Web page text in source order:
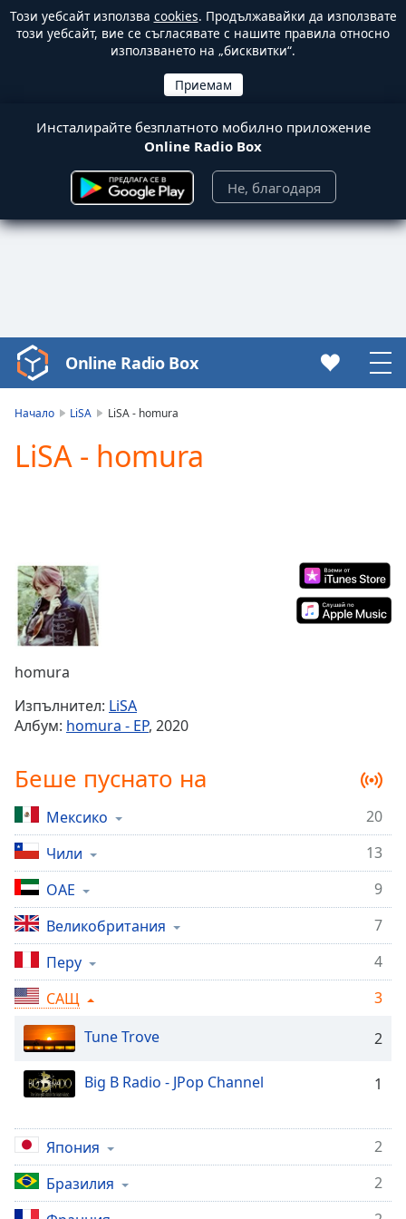
Този уебсайт използва cookies. Продължавайки да използвате
този уебсайт, вие се съгласявате с нашите правила относно
използването на „бисквитки“.
Инсталирайте безплатното мобилно приложение
Online Radio Box
Не, благодаря
Video
Player
Play
Video
Mute
Current
Time0:00
Loaded:
Stream
TypeLIVE
live,
currently
liveLIVE
Remaining
Time-
1x
Playback
Rate
Chapters
Chapters
Descriptions
descriptions
off,
selected
subtitles
settings,
Online Radio Box
Начало LiSA LiSA - homura
LiSA - homura
homura
Изпълнител: LiSA
Албум: homura - EP, 2020
Беше пуснато на
Мексико
20
Чили
13
ОАЕ
9
Великобритания
7
Перу
4
САЩ
3
Tune Trove
2
Big B Radio - JPop Channel 1
Япония
2
Бразилия
2